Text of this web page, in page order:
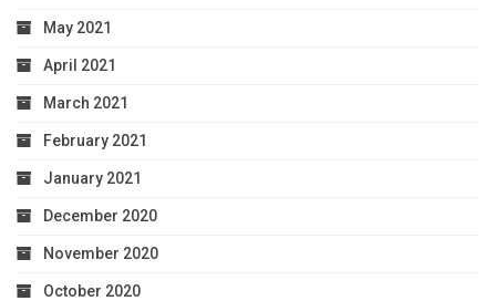
May 2021
April 2021
March 2021
February 2021
January 2021
December 2020
November 2020
October 2020